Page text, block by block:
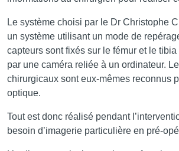
Le système choisi par le Dr Christophe
un système utilisant un mode de
capteurs sont fixés sur le fémur et le
par une caméra reliée à un ordinateur.
chirurgicaux sont eux-mêmes reconnus
optique.
Tout est donc réalisé pendant
besoin d’imagerie particulière en pré-